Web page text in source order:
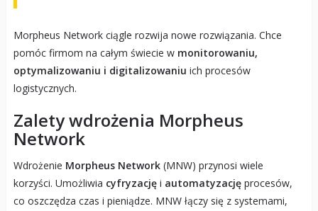
Morpheus Network ciągle rozwija nowe rozwiązania. Chce
pomóc firmom na całym świecie w monitorowaniu,
optymalizowaniu i digitalizowaniu ich procesów
logistycznych.
Zalety wdrożenia Morpheus
Network
Wdrożenie Morpheus Network(MNW) przynosi wiele
korzyści. Umożliwia cyfryzacjęi automatyzacjęprocesów,
co oszczędza czas i pieniądze. MNW łączy się z systemami,